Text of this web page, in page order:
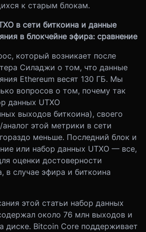
к старым блокам.
в сети биткоина и данные
в блокчейне эфира: сравнение
который возникает после
Силаджи о том, что данные
Ethereum весят 130 ГБ. Мы
вопросов о том, почему так
данных UTXO
выходов биткоина), своего
аналог этой метрики в сети
меньше. Последний блок и
или набор данных UTXO — все,
оценки достоверности
в случае эфира и биткоина
этой статьи набор данных
около 76 млн выходов и
диске. Bitcoin Core поддерживает